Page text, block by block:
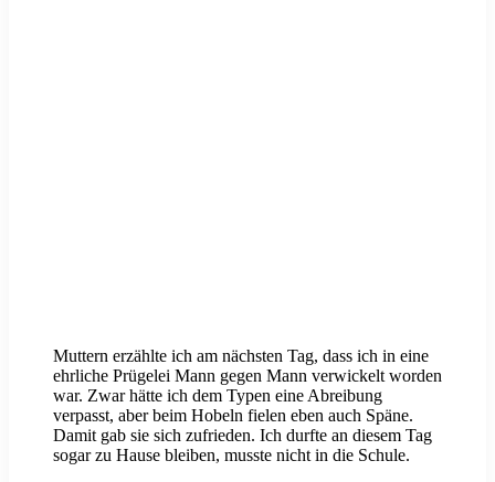
Muttern erzählte ich am nächsten Tag, dass ich in eine
ehrliche Prügelei Mann gegen Mann verwickelt worden
war. Zwar hätte ich dem Typen eine Abreibung
verpasst, aber beim Hobeln fielen eben auch Späne.
Damit gab sie sich zufrieden. Ich durfte an diesem Tag
sogar zu Hause bleiben, musste nicht in die Schule.